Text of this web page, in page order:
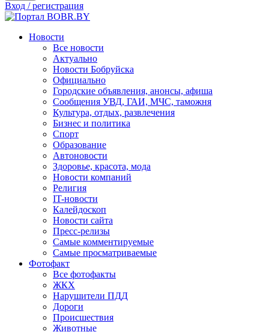
Вход / регистрация
Новости
Все новости
Актуально
Новости Бобруйска
Официально
Городские объявления, анонсы, афиша
Сообщения УВД, ГАИ, МЧС, таможня
Культура, отдых, развлечения
Бизнес и политика
Спорт
Образование
Автоновости
Здоровье, красота, мода
Новости компаний
Религия
IT-новости
Калейдоскоп
Новости сайта
Пресс-релизы
Самые комментируемые
Самые просматриваемые
Фотофакт
Все фотофакты
ЖКХ
Нарушители ПДД
Дороги
Происшествия
Животные